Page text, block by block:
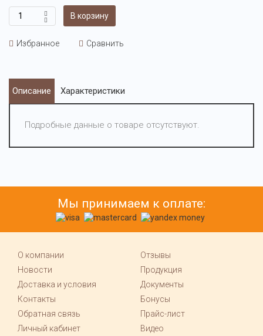
В корзину
Избранное Сравнить
Описание Характеристики
Подробные данные о товаре отсутствуют.
Мы принимаем к оплате:
О компании
Отзывы
Новости
Продукция
Доставка и условия
Документы
Контакты
Бонусы
Обратная связь
Прайс-лист
Личный кабинет
Видео